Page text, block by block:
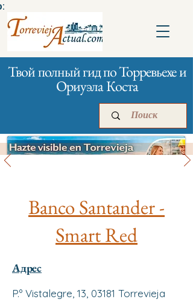
Твой полный гид по Торревьехе и
Ориуэла Коста
Banco Santander -
Smart Red
Адрес
P.º Vistalegre, 13, 03181 Torrevieja